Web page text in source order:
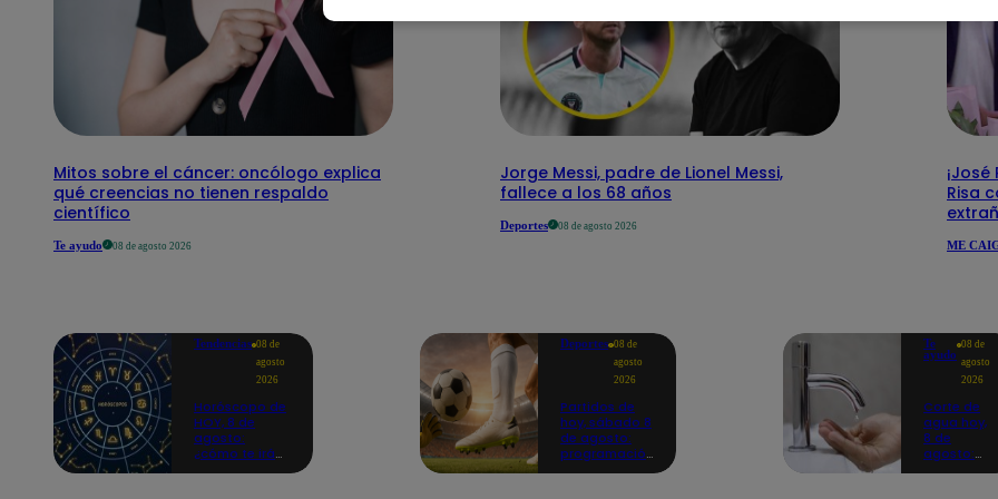
Mitos sobre el cáncer: oncólogo explica
qué creencias no tienen respaldo
científico
Te ayudo 08 de agosto 2026
Jorge Messi, padre de Lionel Messi,
fallece a los 68 años
Deportes 08 de agosto 2026
Risa
ME
Tendencias 08 de
agosto
2026
Horóscopo de
HOY, 8 de
agosto:
¿cómo te irá
Deportes 08 de
agosto
2026
Partidos de
hoy, sábado 8
de agosto:
programación
Te
ayudo
08 de
agosto
2026
Corte de
agua hoy,
8 de
agosto: